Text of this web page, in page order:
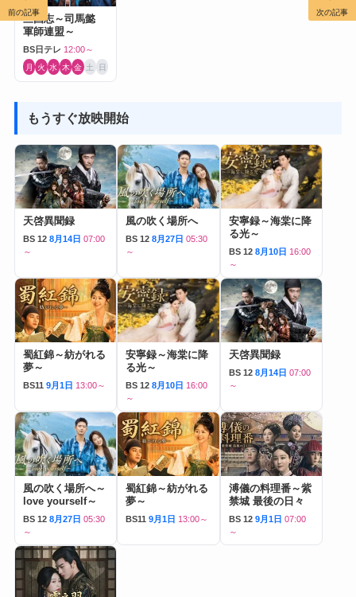
三国志～司馬懿
軍師連盟～
BS日テレ 12:00～
月 火 水 木 金 土 日
もうすぐ放映開始
天啓異聞録
BS 12 8月14日 07:00
～
風の吹く場所へ
BS 12 8月27日 05:30
～
安寧録～海棠に降
る光～
BS 12 8月10日 16:00
～
蜀紅錦～紡がれる
夢～
BS11 9月1日 13:00～
安寧録～海棠に降
る光～
BS 12 8月10日 16:00
～
天啓異聞録
BS 12 8月14日 07:00
～
風の吹く場所へ～
love yourself～
BS 12 8月27日 05:30
～
蜀紅錦～紡がれる
夢～
BS11 9月1日 13:00～
溥儀の料理番～紫
禁城 最後の日々
BS 12 9月1日 07:00
～
前の記事 次の記事